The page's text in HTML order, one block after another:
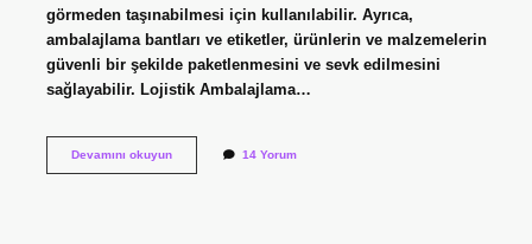
görmeden taşınabilmesi için kullanılabilir. Ayrıca,
ambalajlama bantları ve etiketler, ürünlerin ve malzemelerin
güvenli bir şekilde paketlenmesini ve sevk edilmesini
sağlayabilir. Lojistik Ambalajlama…
Devamını okuyunLojistik
14 Yorum